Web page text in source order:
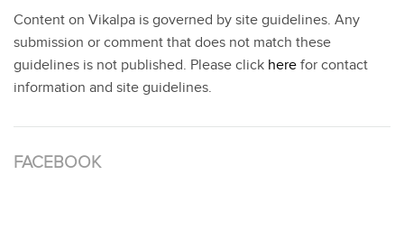
Content on Vikalpa is governed by site guidelines. Any
submission or comment that does not match these
guidelines is not published. Please click here for contact
information and site guidelines.
FACEBOOK